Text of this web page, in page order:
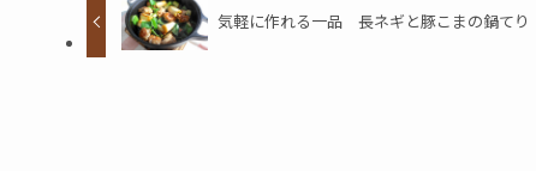
気軽に作れる一品 長ネギと豚こまの鍋てり